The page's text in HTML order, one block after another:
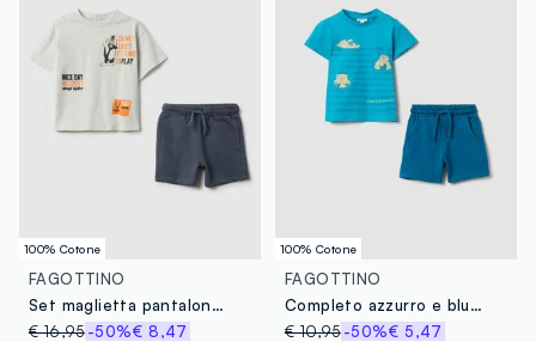
100% Cotone
FAGOTTINO
Set maglietta pantaloncino in puro cotone multicolor da bimbo regular fit
€ 16,95-50%€ 8,47
100% Cotone
FAGOTTINO
Completo azzurro e blu con orsetti in puro cotone per bimbo regular fit
€ 10,95 -50%€ 5,47